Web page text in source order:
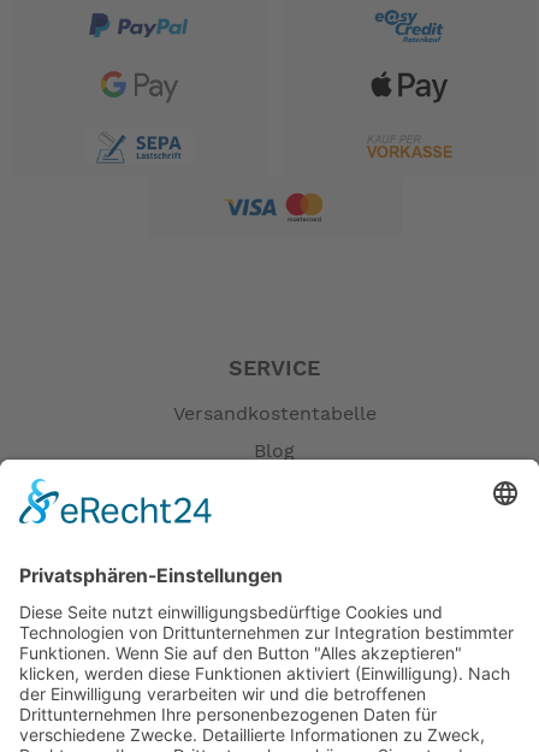
SERVICE
Versandkostentabelle
Blog
Öffnungszeiten
Versandpartner
Verfügbarkeiten
Zahlung und Versand